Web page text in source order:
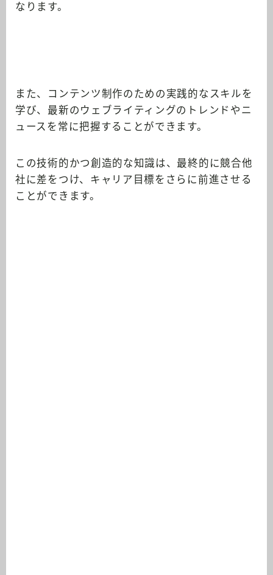
なります。
また、コンテンツ制作のための実践的なスキルを
学び、最新のウェブライティングのトレンドやニ
ュースを常に把握することができます。
この技術的かつ創造的な知識は、最終的に競合他
社に差をつけ、キャリア目標をさらに前進させる
ことができます。